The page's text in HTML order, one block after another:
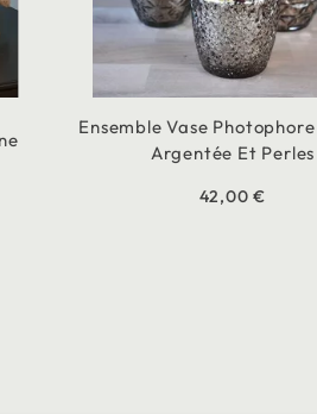
Ensemble Vase
Argentée Et Perles
42,00 €